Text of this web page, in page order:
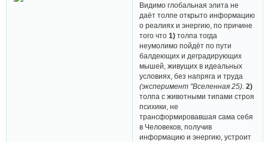
Видимо глобальная элита не
даёт толпе открыто информацию
о реалиях и энергию, по причине
того что1) толпа тогда
неумолимо пойдёт по пути
балдеющих и деградирующих
мышей, живущих в идеальных
условиях, без напряга и труда
(эксперимент "Вселенная 25).2)
толпа с животными типами строя
психики, не
трансформировавшая сама себя
в Человеков, получив
информацию и энергию, устроит